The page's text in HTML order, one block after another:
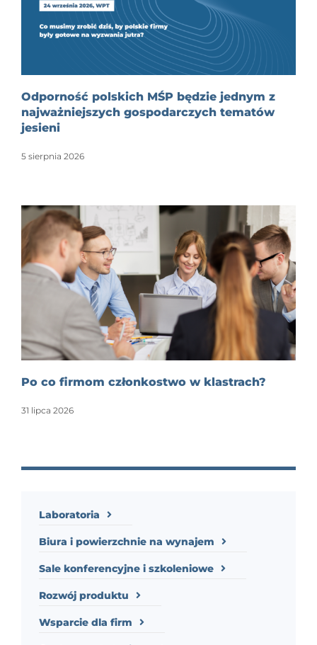
Odporność polskich MŚP będzie jednym z
najważniejszych gospodarczych tematów
jesieni
5 sierpnia 2026
Po co firmom członkostwo w klastrach?
31 lipca 2026
Laboratoria
Biura i powierzchnie na wynajem
Sale konferencyjne i szkoleniowe
Rozwój produktu
Wsparcie dla firm